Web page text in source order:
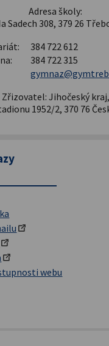
Adresa školy:
Sadech 308, 379 26
384 722 612
384 722 315
Zřizovatel: Jihočeský kraj,
1952/2, 370 76
webu